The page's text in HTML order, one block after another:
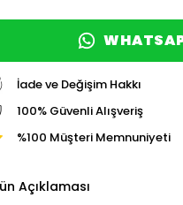
İade ve Değişim Hakkı
100% Güvenli Alışveriş
%100 Müşteri Memnuniyeti
Açıklaması